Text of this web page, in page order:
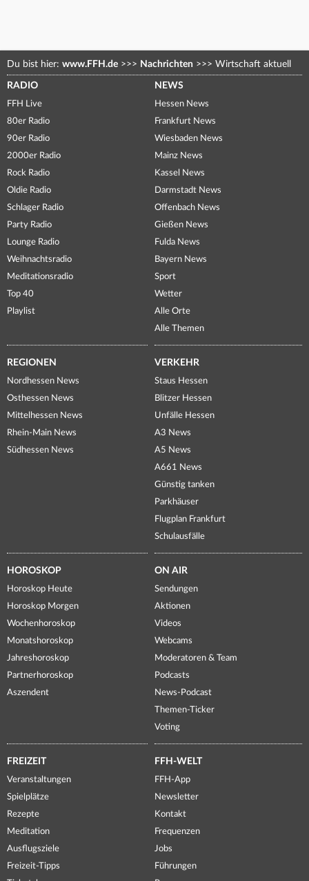
Du bist hier: www.FFH.de >>> Nachrichten >>> Wirtschaft aktuell
RADIO
FFH Live
80er Radio
90er Radio
2000er Radio
Rock Radio
Oldie Radio
Schlager Radio
Party Radio
Lounge Radio
Weihnachtsradio
Meditationsradio
Top 40
Playlist
NEWS
Hessen News
Frankfurt News
Wiesbaden News
Mainz News
Kassel News
Darmstadt News
Offenbach News
Gießen News
Fulda News
Bayern News
Sport
Wetter
Alle Orte
Alle Themen
REGIONEN
Nordhessen News
Osthessen News
Mittelhessen News
Rhein-Main News
Südhessen News
VERKEHR
Staus Hessen
Blitzer Hessen
Unfälle Hessen
A3 News
A5 News
A661 News
Günstig tanken
Parkhäuser
Flugplan Frankfurt
Schulausfälle
HOROSKOP
Horoskop Heute
Horoskop Morgen
Wochenhoroskop
Monatshoroskop
Jahreshoroskop
Partnerhoroskop
Aszendent
ON AIR
Sendungen
Aktionen
Videos
Webcams
Moderatoren & Team
Podcasts
News-Podcast
Themen-Ticker
Voting
FREIZEIT
Veranstaltungen
Spielplätze
Rezepte
Meditation
Ausflugsziele
Freizeit-Tipps
FFH-WELT
FFH-App
Newsletter
Kontakt
Frequenzen
Jobs
Führungen